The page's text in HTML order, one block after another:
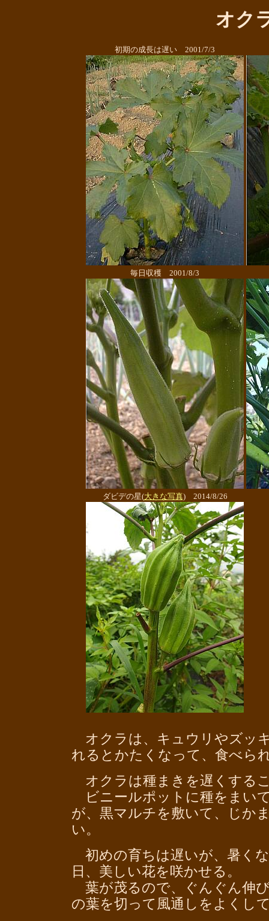
オク
初期の成長は遅い 2001/7/3
毎日収穫 2001/8/3
ダビデの星(大きな写真) 2014/8/26
オクラは、キュウリやズッ
れるとかたくなって、食べら
オクラは種まきを遅くする
ビニールポットに種をまい
が、黒マルチを敷いて、じか
い。
初めの育ちは遅いが、暑く
日、美しい花を咲かせる。
葉が茂るので、ぐんぐん伸
の葉を切って風通しをよくし